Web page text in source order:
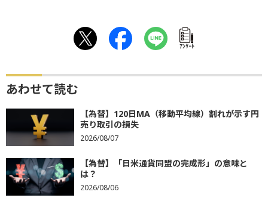
ｱﾝｹｰﾄ
あわせて読む
【為替】120日MA（移動平均線）割れが示す円
売り取引の損失
2026/08/07
【為替】「日米通貨同盟の完成形」の意味と
は？
2026/08/06